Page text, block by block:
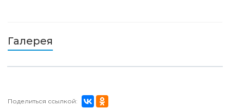
Галерея
Поделиться ссылкой: